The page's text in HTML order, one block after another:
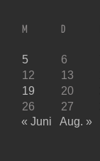
M D
5
6
12
13
19
20
26
27
« Juni
Aug. »